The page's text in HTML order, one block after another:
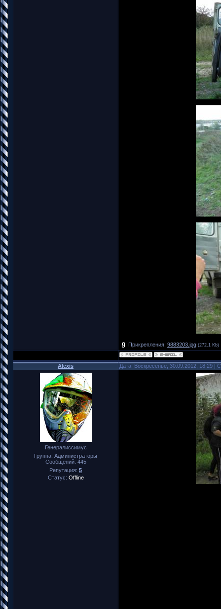
Прикрепления: 9883203.jpg (272.1 Kb)
Alexis Дата: Воскресенье, 30.09.2012, 18:29 |
Генералиссимус
Группа: Администраторы
Сообщений: 445
Репутация: 5
Статус: Offline